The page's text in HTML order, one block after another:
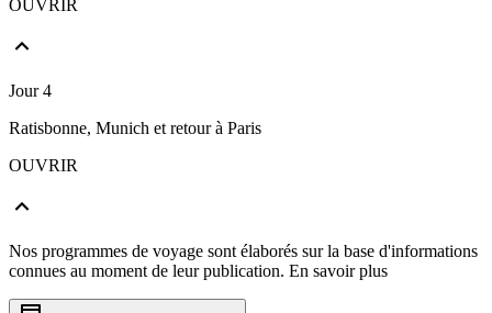
OUVRIR
Jour 4
Ratisbonne, Munich et retour à Paris
OUVRIR
Nos programmes de voyage sont élaborés sur la base d'informations
connues au moment de leur publication. En savoir plus